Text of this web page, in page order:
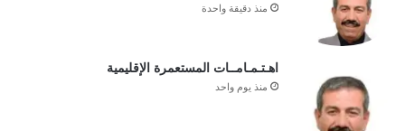
منذ دقيقة واحدة
اهـتـمـامــات المستعمرة الإقليمية
منذ يوم واحد